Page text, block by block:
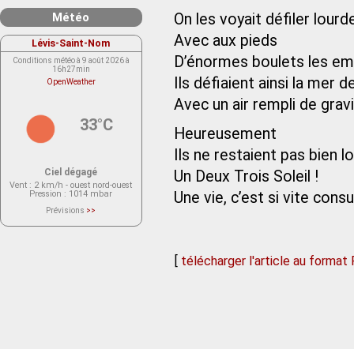
On les voyait défiler
Avec aux pieds
D’énormes boulets les
Ils défiaient ainsi la mer
Avec un air rempli de
Heureusement
Ils ne restaient pas bien
Un Deux Trois Soleil !
Une vie, c’est si vite
[ télécharger l'article au format
Météo
Lévis-Saint-Nom
Conditions météo à 9 août 2026 à
16h27min
OpenWeather
33°C
Ciel dégagé
Vent : 2 km/h - ouest nord-ouest
Pression : 1014 mbar
Prévisions >>
actuellement aucune prévision